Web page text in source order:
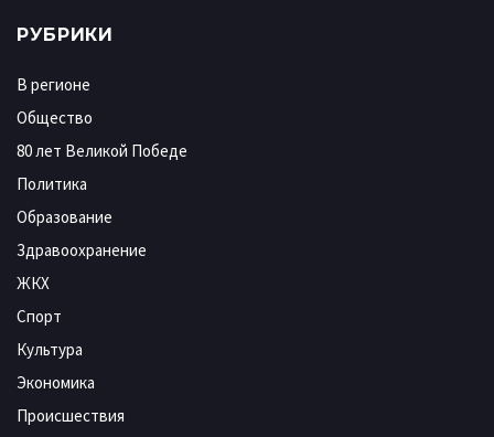
РУБРИКИ
В регионе
Общество
80 лет Великой Победе
Политика
Образование
Здравоохранение
ЖКХ
Спорт
Культура
Экономика
Происшествия